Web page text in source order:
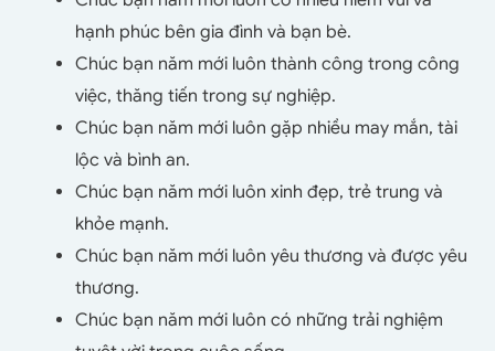
hạnh phúc bên gia đình và bạn bè.
Chúc bạn năm mới luôn thành công trong công
việc, thăng tiến trong sự nghiệp.
Chúc bạn năm mới luôn gặp nhiều may mắn, tài
lộc và bình an.
Chúc bạn năm mới luôn xinh đẹp, trẻ trung và
khỏe mạnh.
Chúc bạn năm mới luôn yêu thương và được yêu
thương.
Chúc bạn năm mới luôn có những trải nghiệm